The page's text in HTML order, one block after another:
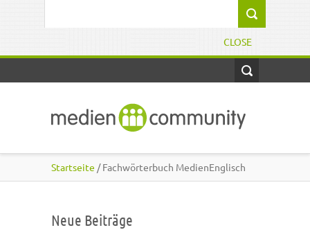
CLOSE
Startseite / Fachwörterbuch MedienEnglisch
Neue Beiträge